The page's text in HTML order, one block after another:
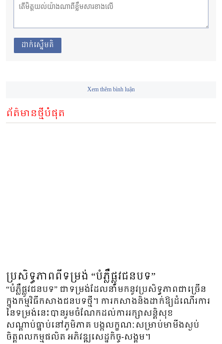
ដាក់ស្នើមតិ
Xem thêm bình luận
ព័ត៌មានថ្មីបំផុត
ប្រសិទ្ធភាពពីទម្រង់ “បំភ្លឺផ្លូវជនបទ”
“បំភ្លឺផ្លូវជនបទ” ជាទម្រង់ដែលនាំមកនូវប្រសិទ្ធភាពជាច្រើន
ក្នុងកម្មវិធីកសាងជនបទថ្មី។ ការកសាងនិងដាក់ឱ្យដំណើរការ
នៃទម្រង់នេះបានរួមចំណែកដល់ការរក្សាសន្តិសុខ
សណ្តាប់ធ្នាប់នៅភូមិភាគ បង្កលក្ខណៈសម្រាប់មាមីងស្ងប់
ចិត្តពលកម្មផលិត អភិវឌ្ឍសេដ្ឋកិច្ច-សង្គម។